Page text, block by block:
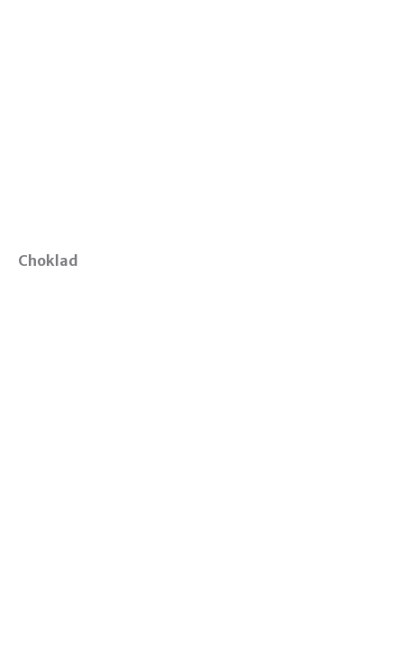
Choklad